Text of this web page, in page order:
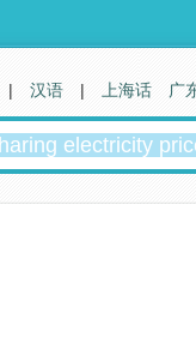
| 汉语 | 上海话 广